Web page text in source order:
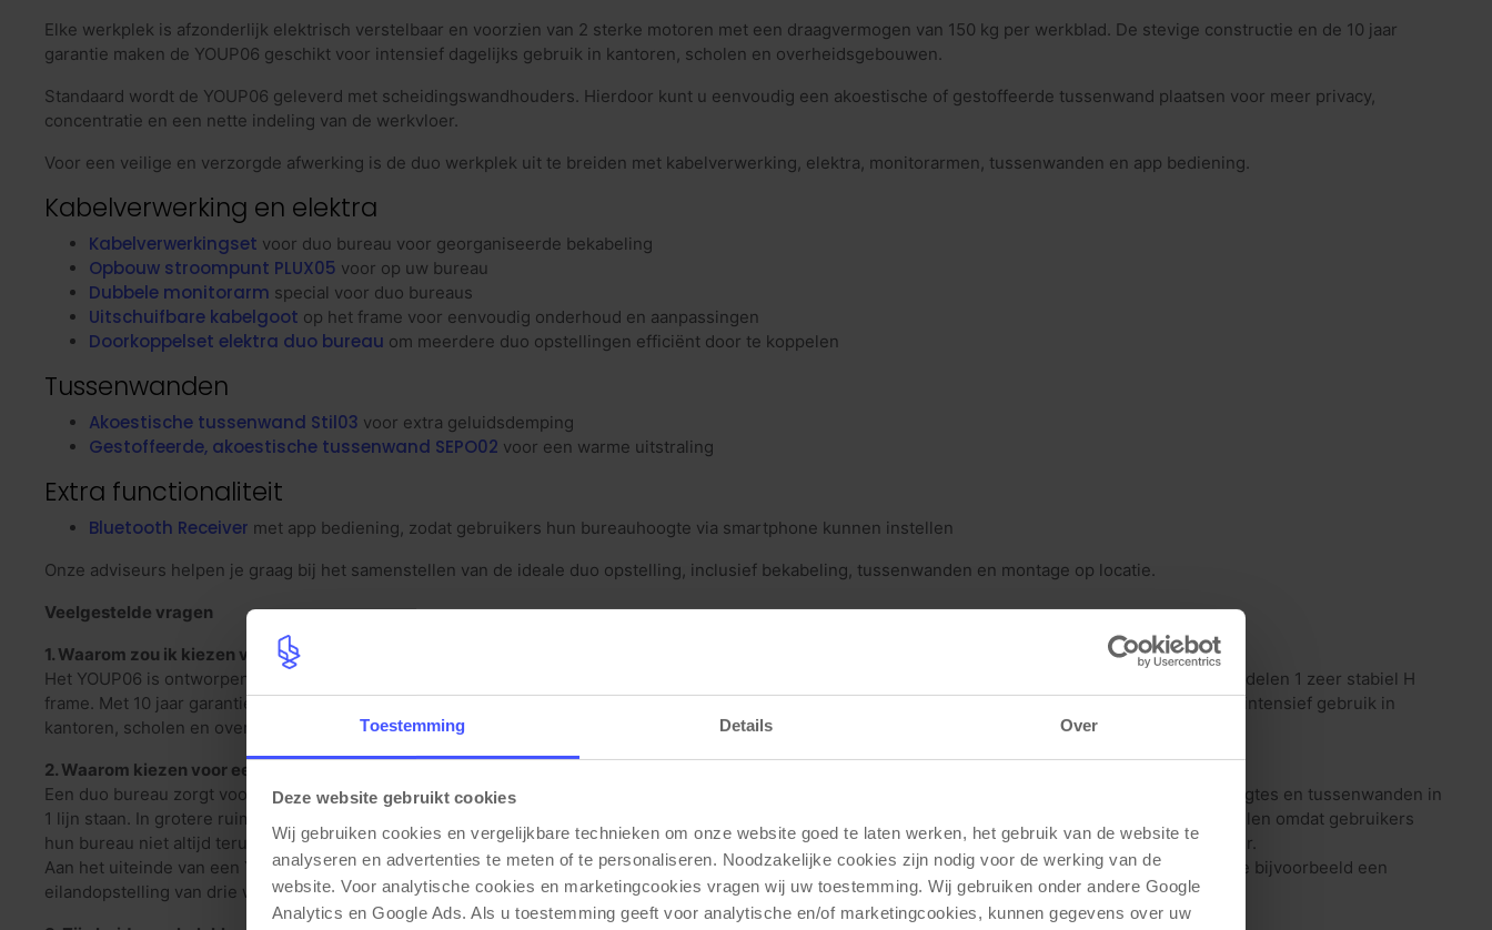
Toestemming Details Over
Deze website gebruikt cookies
Wij gebruiken cookies en vergelijkbare technieken om onze website goed te laten werken, het gebruik van de website te
analyseren en advertenties te meten of te personaliseren. Noodzakelijke cookies zijn nodig voor de werking van de
website. Voor analytische cookies en marketingcookies vragen wij uw toestemming. Wij gebruiken onder andere Google
Analytics en Google Ads. Als u toestemming geeft voor analytische en/of marketingcookies, kunnen gegevens over uw
Elke werkplek is afzonderlijk elektrisch verstelbaar en voorzien van 2 sterke motoren met een draagvermogen van 150 kg per werkblad. De stevige constructie en de 10 jaar
garantie maken de YOUP06 geschikt voor intensief dagelijks gebruik in kantoren, scholen en overheidsgebouwen.
Standaard wordt de YOUP06 geleverd met scheidingswandhouders. Hierdoor kunt u eenvoudig een akoestische of gestoffeerde tussenwand plaatsen voor meer privacy,
concentratie en een nette indeling van de werkvloer.
Voor een veilige en verzorgde afwerking is de duo werkplek uit te breiden met kabelverwerking, elektra, monitorarmen, tussenwanden en app bediening.
Kabelverwerking en elektra
Kabelverwerkingset voor duo bureau voor georganiseerde bekabeling
Opbouw stroompunt PLUX05 voor op uw bureau
Dubbele monitorarm special voor duo bureaus
Uitschuifbare kabelgoot op het frame voor eenvoudig onderhoud en aanpassingen
Doorkoppelset elektra duo bureau om meerdere duo opstellingen efficiënt door te koppelen
Tussenwanden
Akoestische tussenwand Stil03 voor extra geluidsdemping
Gestoffeerde, akoestische tussenwand SEPO02 voor een warme uitstraling
Extra functionaliteit
Bluetooth Receiver met app bediening, zodat gebruikers hun bureauhoogte via smartphone kunnen instellen
Onze adviseurs helpen je graag bij het samenstellen van de ideale duo opstelling, inclusief bekabeling, tussenwanden en montage op locatie.
Veelgestelde vragen
1. Waarom zou ik kiezen voor het YOUP06 elektrisch zit sta duo bureau?
Het YOUP06 is ontworpen voor professionele duo werkplekken waar gezond en flexibel werken belangrijk is. Twee volledig onafhankelijke werkplekken delen 1 zeer stabiel H
frame. Met 10 jaar garantie, een hoge dynamische belasting van 150 kg per werkblad en vier sterke motoren in totaal is dit een duurzame oplossing voor intensief gebruik in
kantoren, scholen en overheidsgebouwen.
2. Waarom kiezen voor een duo bureau in plaats van twee losse bureaus?
Een duo bureau zorgt voor een veel rustigere en strakkere uitstraling in de ruimte. Beide werkplekken delen hetzelfde onderstel, waardoor alle werkhoogtes en tussenwanden in
1 lijn staan. In grotere ruimtes blijven de wanden daardoor visueel op gelijke hoogte, terwijl bij losse bureaus met losse wanden de hoogtes vaak verschillen omdat gebruikers
hun bureau niet altijd terug op dezelfde stand zetten. Met een duo bureau richt je de werkplekken uniform in en oogt het kantoor netter en professioneler.
Aan het uiteinde van een YOUP06 duo opstelling kun je bovendien eenvoudig een enkelYOUP02 NPR elektrisch zit sta bureautoevoegen. Zo creëer je bijvoorbeeld een
eilandopstelling van drie werkplekken, of combinaties zoals 2 x 2 duo bureaus met 1 extra YOUP02 aan de kopse kant.